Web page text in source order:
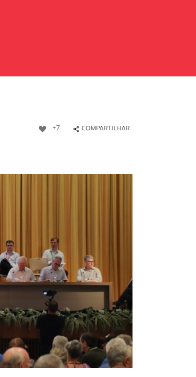
+7 COMPARTILHAR